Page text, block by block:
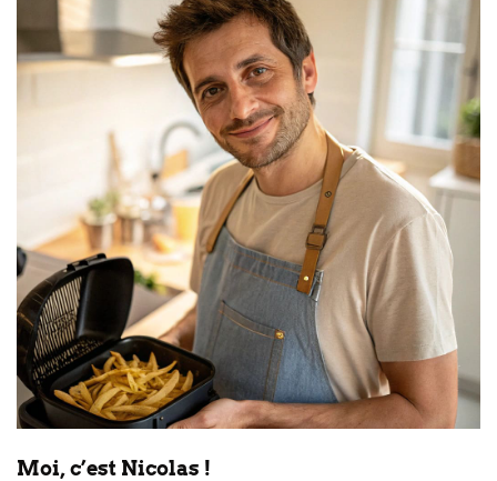
Moi, c’est Nicolas !